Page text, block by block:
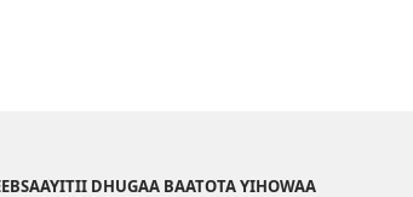
DHUGAA BAATOTA YIHOWAA